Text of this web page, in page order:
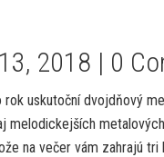
2018 | 0
uskutoční dvojdňový
melodickejších
na večer vám zahrajú tri